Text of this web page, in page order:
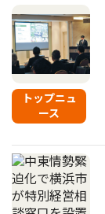
トップニュ
ース